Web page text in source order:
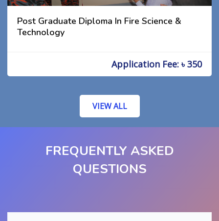
Post Graduate Diploma In Fire Science &
Technology
Application Fee: ৳ 350
VIEW ALL
FREQUENTLY ASKED
QUESTIONS